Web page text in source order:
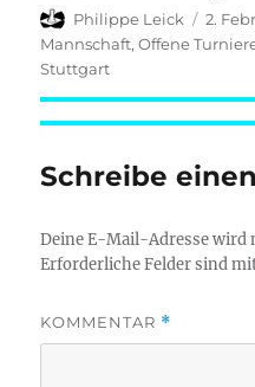
Autor
Philippe Leick
am
2.
Mannschaft,Offene
Stuttgart
Schreibe
Deine E-Mail-Adresse
Erforderliche Felder sind
KOMMENTAR *